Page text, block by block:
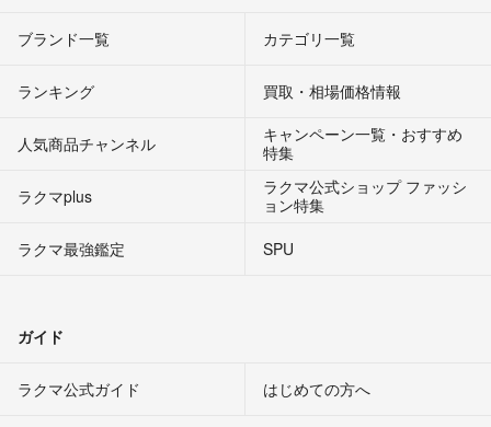
ブランド一覧 カテゴリ一覧
ランキング 買取・相場価格情報
人気商品チャンネル
キャンペーン一覧・おすすめ
特集
ラクマplus
ラクマ公式ショップ ファッシ
ョン特集
ラクマ最強鑑定
SPU
ガイド
ラクマ公式ガイド はじめての方へ